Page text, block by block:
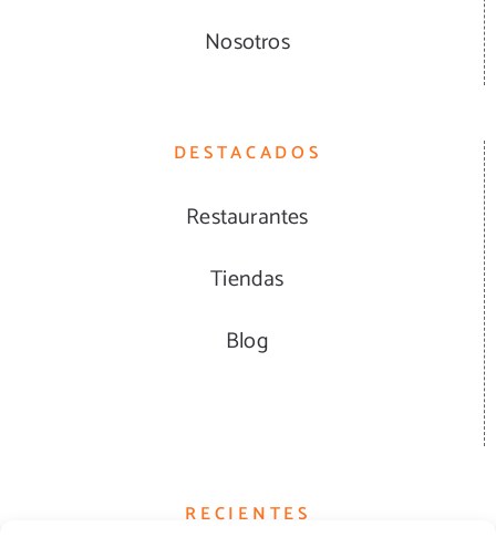
Nosotros
DESTACADOS
Restaurantes
Tiendas
Blog
RECIENTES